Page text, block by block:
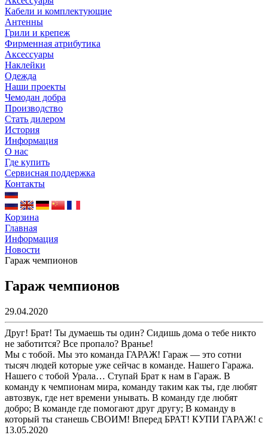
Кабели и комплектующие
Антенны
Грили и крепеж
Фирменная атрибутика
Аксессуары
Наклейки
Одежда
Наши проекты
Чемодан добра
Производство
Стать дилером
История
Информация
О нас
Где купить
Сервисная поддержка
Контакты
Корзина
Главная
Информация
Новости
Гараж чемпионов
Гараж чемпионов
29.04.2020
Друг! Брат! Ты думаешь ты один? Сидишь дома о тебе никто
не заботится? Все пропало? Вранье!
Мы с тобой. Мы это команда ГАРАЖ! Гараж — это сотни
тысяч людей которые уже сейчас в команде. Нашего Гаража.
Нашего с тобой Урала… Ступай Брат к нам в Гараж. В
команду к чемпионам мира, команду таким как ты, где любят
автозвук, где нет времени унывать. В команду где любят
добро; В команде где помогают друг другу; В команду в
который ты станешь СВОИМ! Вперед БРАТ! КУПИ ГАРАЖ! с
13.05.2020